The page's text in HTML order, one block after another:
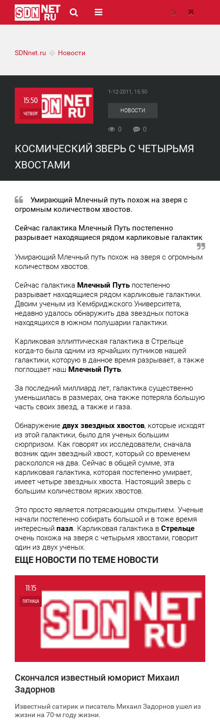
SDNnet.ru Новости
15:50
ЧЕТВЕРГ
1-12-2011, 15:50
НОВОСТИ
0 0
КОСМИЧЕСКИЙ ЗВЕРЬ С ЧЕТЫРЬМЯ
ХВОСТАМИ
Умирающий Млечный путь похож на зверя с
огромным количеством хвостов.
Сейчас галактика Млечный Путь постепенно
разрывает находящиеся рядом карликовые галактик
Умирающий Млечный путь похож на зверя с огромным
количеством хвостов.
Сейчас галактика Млечный Путь постепенно
разрывает находящиеся рядом карликовые галактики.
Двоим ученым из Кембриджского Университета,
недавно удалось обнаружить два звездных потока
находящихся в южном полушарии галактики.
Карликовая эллиптическая галактика в Стрельце
когда-то была одним из ярчайших путников нашей
галактики, которую в данное время разрывает, а также
поглощает наш Млечный Путь.
За последний миллиард лет, галактика существенно
уменьшилась в размерах, она также потеряла большую
часть своих звезд, а также и газа.
Обнаружение двух звездных хвостов, которые исходят
из этой галактики, было для ученых большим
сюрпризом. Как говорят их исследователи, сначала
возник один звездный хвост, который со временем
раскололся на два. Сейчас в общей сумме, эта
карликовая галактика, которая постепенно умирает,
имеет четыре звездных хвоста. Настоящий зверь с
большим количеством ярких хвостов.
Это просто является потрясающим открытием. Ученые
начали постепенно собирать большой и в тоже время
интересный пазл. Карликовая галактика в Стрельце
очень похожа на зверя с четырьмя хвостами, говорит
один из двух ученых.
ЕЩЕ НОВОСТИ ПО ТЕМЕ НОВОСТИ
11:15
ПЯТНИЦА
Скончался известный юморист Михаил
Задорнов
Известный сатирик и писатель Михаил Задорнов ушел из
жизни на 70-м году жизни.